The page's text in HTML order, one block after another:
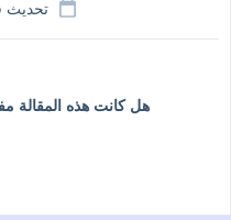
تحديث في:
هل كانت هذه المقالة